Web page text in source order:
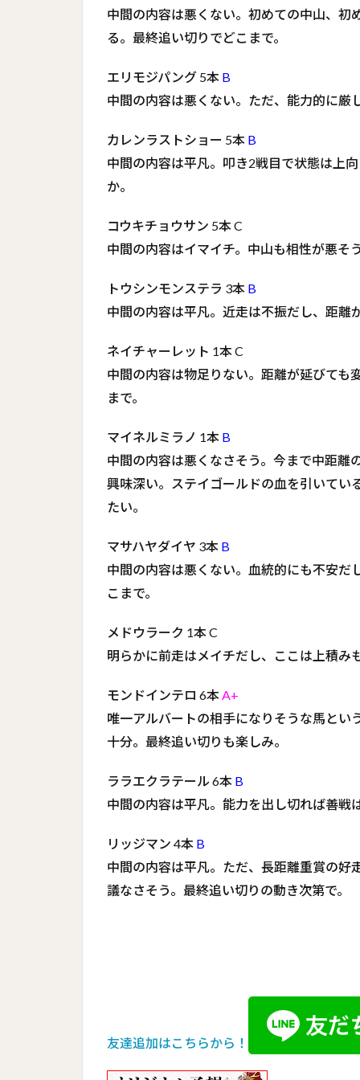
中間の内容は悪くない。初めての中山、初
る。最終追い切りでどこまで。
エリモジパング 5本 B
中間の内容は悪くない。ただ、能力的に厳
カレンラストショー 5本 B
中間の内容は平凡。叩き2戦目で状態は上
か。
コウキチョウサン 5本 C
中間の内容はイマイチ。中山も相性が悪そ
トウシンモンステラ 3本 B
中間の内容は平凡。近走は不振だし、距離
ネイチャーレット 1本 C
中間の内容は物足りない。距離が延びても
まで。
マイネルミラノ 1本 B
中間の内容は悪くなさそう。今まで中距離
興味深い。ステイゴールドの血を引いてい
たい。
マサハヤダイヤ 3本 B
中間の内容は悪くない。血統的にも不安だ
こまで。
メドウラーク 1本 C
明らかに前走はメイチだし、ここは上積み
モンドインテロ 6本A+
唯一アルバートの相手になりそうな馬とい
十分。最終追い切りも楽しみ。
ララエクラテール 6本 B
中間の内容は平凡。能力を出し切れば善戦
リッジマン 4本 B
中間の内容は平凡。ただ、長距離重賞の好
議なさそう。最終追い切りの動き次第で。
友達追加はこちらから！